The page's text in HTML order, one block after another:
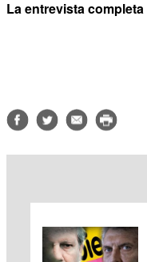
La entrevista